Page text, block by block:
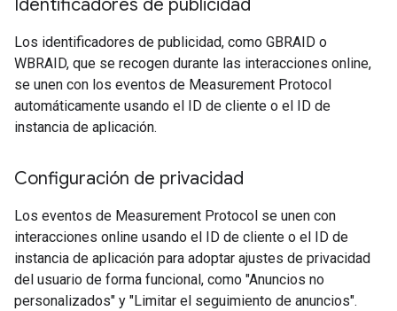
Identificadores de publicidad
Los identificadores de publicidad, como GBRAID o
WBRAID, que se recogen durante las interacciones online,
se unen con los eventos de Measurement Protocol
automáticamente usando el ID de cliente o el ID de
instancia de aplicación.
Configuración de privacidad
Los eventos de Measurement Protocol se unen con
interacciones online usando el ID de cliente o el ID de
instancia de aplicación para adoptar ajustes de privacidad
del usuario de forma funcional, como "Anuncios no
personalizados" y "Limitar el seguimiento de anuncios".